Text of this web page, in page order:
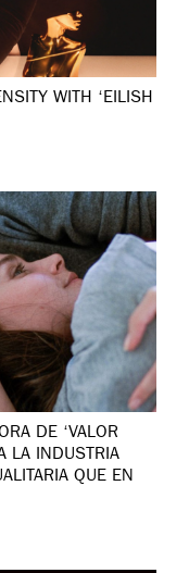
WITH ‘EILISH
DE ‘VALOR
LA INDUSTRIA
QUE EN